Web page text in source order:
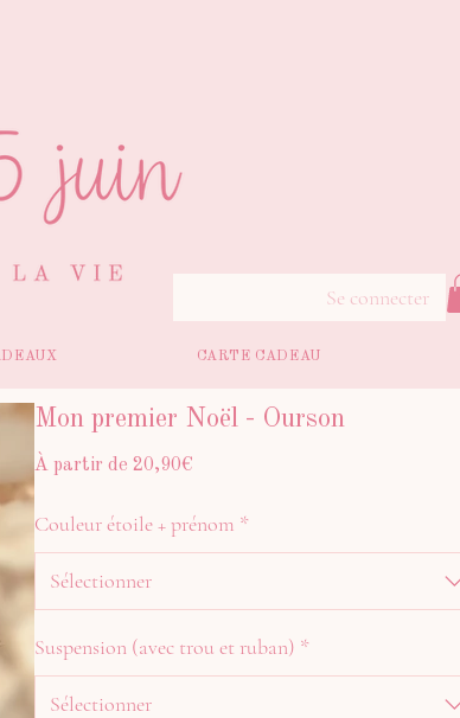
Se connecter
CARTE CADEAU
Mon premier Noël - Ourson
À partir de 20,90€
Couleur étoile + prénom *
Sélectionner
Suspension (avec trou et ruban) *
Sélectionner